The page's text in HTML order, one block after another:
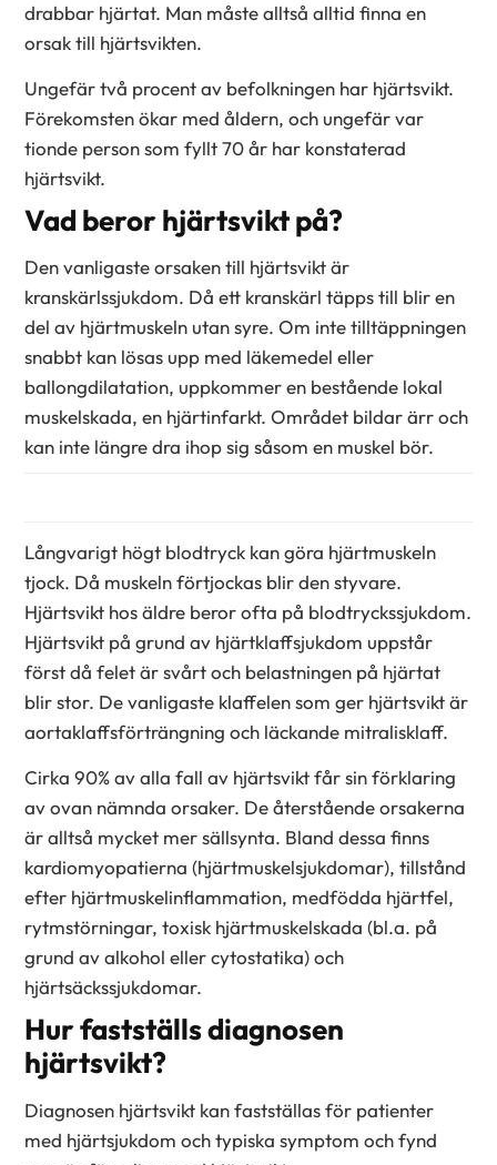
drabbar hjärtat. Man måste alltså alltid finna en
orsak till hjärtsvikten.
Ungefär två procent av befolkningen har hjärtsvikt.
Förekomsten ökar med åldern, och ungefär var
tionde person som fyllt 70 år har konstaterad
hjärtsvikt.
Vad beror hjärtsvikt på?
Den vanligaste orsaken till hjärtsvikt är
kranskärlssjukdom. Då ett kranskärl täpps till blir en
del av hjärtmuskeln utan syre. Om inte tilltäppningen
snabbt kan lösas upp med läkemedel eller
ballongdilatation, uppkommer en bestående lokal
muskelskada, en hjärtinfarkt. Området bildar ärr och
kan inte längre dra ihop sig såsom en muskel bör.
Långvarigt högt blodtryck kan göra hjärtmuskeln
tjock. Då muskeln förtjockas blir den styvare.
Hjärtsvikt hos äldre beror ofta på blodtryckssjukdom.
Hjärtsvikt på grund av hjärtklaffsjukdom uppstår
först då felet är svårt och belastningen på hjärtat
blir stor. De vanligaste klaffelen som ger hjärtsvikt är
aortaklaffsförträngning och läckande mitralisklaff.
Cirka 90% av alla fall av hjärtsvikt får sin förklaring
av ovan nämnda orsaker. De återstående orsakerna
är alltså mycket mer sällsynta. Bland dessa finns
kardiomyopatierna (hjärtmuskelsjukdomar), tillstånd
efter hjärtmuskelinflammation, medfödda hjärtfel,
rytmstörningar, toxisk hjärtmuskelskada (bl.a. på
grund av alkohol eller cytostatika) och
hjärtsäckssjukdomar.
Hur fastställs diagnosen
hjärtsvikt?
Diagnosen hjärtsvikt kan fastställas för patienter
med hjärtsjukdom och typiska symptom och fynd